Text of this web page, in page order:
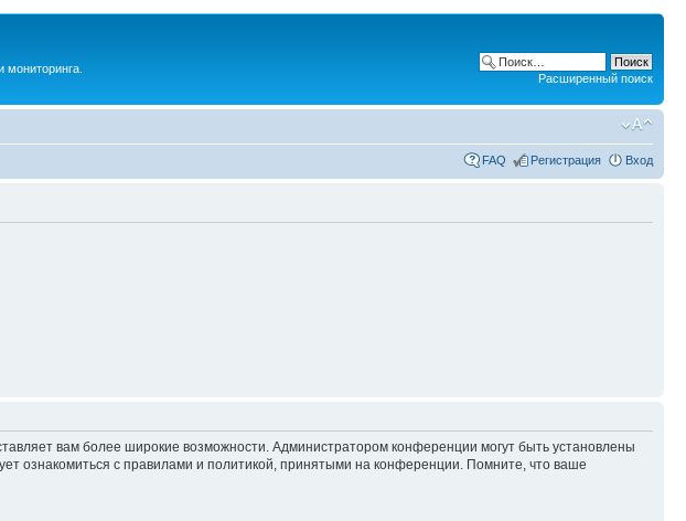
Расширенный поиск
FAQ Регистрация Вход
вам более широкие возможности. Администратором конференции могут быть установлены
ознакомиться с правилами и политикой, принятыми на конференции. Помните, что ваше